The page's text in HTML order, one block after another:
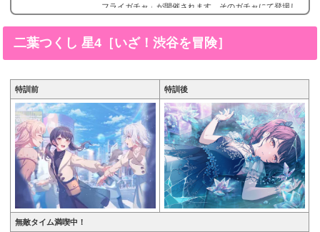
フライガチャ」が開催されます。そのガチャにて登場し
今回は、倉田ましろ 星5［落陽の雫］の画像と特技と評
二葉つくし 星4［いざ！渋谷を冒険］
特訓前 特訓後
無敵タイム満喫中！